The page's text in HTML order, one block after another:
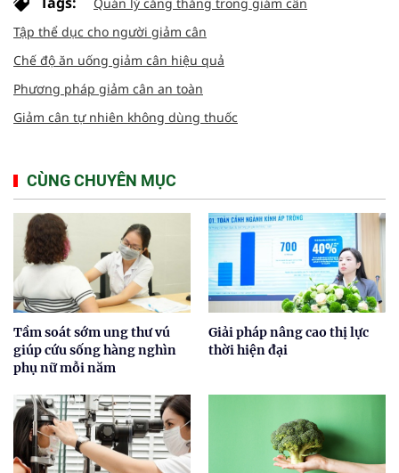
Quản lý căng thẳng trong giảm cân
Tập thể dục cho người giảm cân
Chế độ ăn uống giảm cân hiệu quả
Phương pháp giảm cân an toàn
Giảm cân tự nhiên không dùng thuốc
CÙNG CHUYÊN MỤC
Tầm soát sớm ung thư vú
giúp cứu sống hàng nghìn
phụ nữ mỗi năm
Giải pháp nâng cao thị lực
thời hiện đại